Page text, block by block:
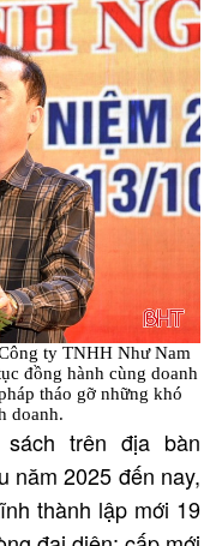
ty TNHH Như Nam
đồng hành cùng doanh
tháo gỡ những khó
doanh.
trên địa bàn
năm 2025 đến nay,
thành lập mới 19